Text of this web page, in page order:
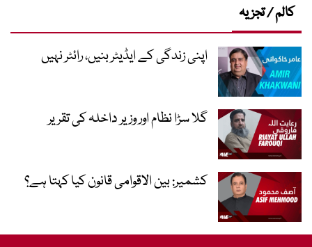
کالم / تجزیہ
اپنی زندگی کے ایڈیٹر بنیں، رائٹر نہیں
گلا سڑا نظام اور وزیر داخلہ کی تقریر
کشمیر: بین الاقوامی قانون کیا کہتا ہے؟